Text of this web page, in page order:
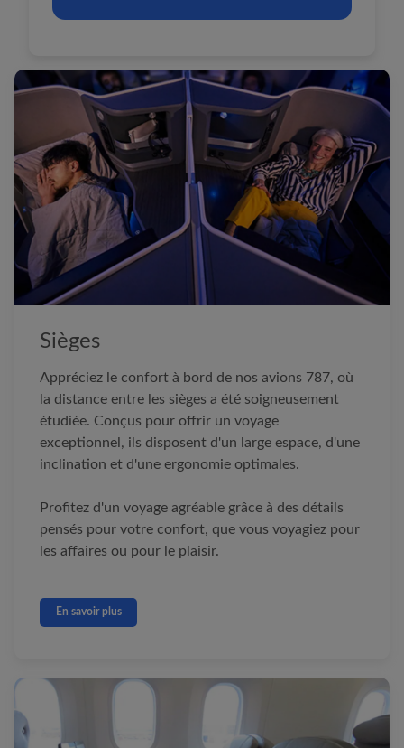
Sièges
Appréciez le confort à bord de nos avions 787, où
la distance entre les sièges a été soigneusement
étudiée. Conçus pour offrir un voyage
exceptionnel, ils disposent d'un large espace, d'une
inclination et d'une ergonomie optimales.
Profitez d'un voyage agréable grâce à des détails
pensés pour votre confort, que vous voyagiez pour
les affaires ou pour le plaisir.
En savoir plus